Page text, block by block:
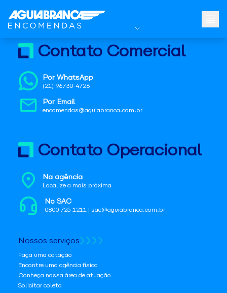
Contato Comercial
Por WhatsApp
(21) 96730-4726
Por Email
encomendas@aguiabranca.com.br
Contato Operacional
Na agência
Localize a mais próxima
No SAC
0800 725 1211 | sac@aguiabranca.com.br
Nossos serviços
Faça uma cotação
Encontre uma agência física
Conheça nossa área de atuação
Solicitar coleta